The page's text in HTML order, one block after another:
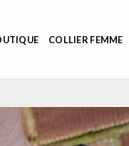
COLLIER FEMME